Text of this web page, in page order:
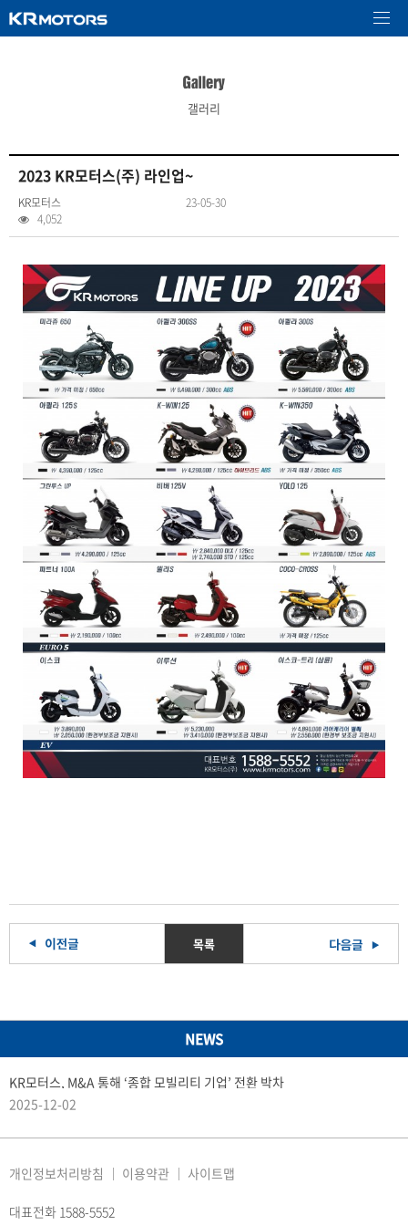
갤러리
2023 KR모터스(주) 라인업~
KR모터스
23-05-30
4,052
목록
NEWS
KR모터스, M&A 통해 ‘종합 모빌리티 기업’ 전환 박차
2025-12-02
개인정보처리방침 이용약관 사이트맵
대표전화 1588-5552